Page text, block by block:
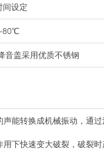
间设定
音盖采用优质不锈钢
能转换成机械振动，通
下快速变大破裂，破裂